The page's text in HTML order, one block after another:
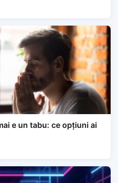
e un tabu: ce opțiuni ai